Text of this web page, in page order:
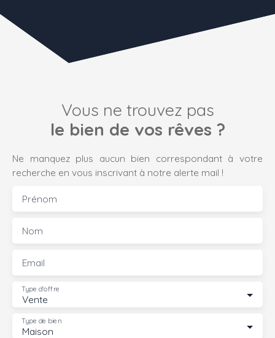
Vous ne trouvez pas
le bien de vos rêves ?
Ne manquez plus aucun bien correspondant à votre
recherche en vous inscrivant à notre alerte mail !
Prénom
Nom
Email
Vente
Type d'offre
Maison
Type de bien